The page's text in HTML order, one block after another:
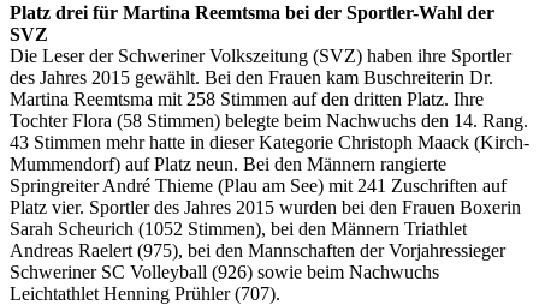
Platz drei für Martina Reemtsma bei der Sportler-Wahl der
SVZ
Die Leser der Schweriner Volkszeitung (SVZ) haben ihre Sportler
des Jahres 2015 gewählt. Bei den Frauen kam Buschreiterin Dr.
Martina Reemtsma mit 258 Stimmen auf den dritten Platz. Ihre
Tochter Flora (58 Stimmen) belegte beim Nachwuchs den 14. Rang.
43 Stimmen mehr hatte in dieser Kategorie Christoph Maack (Kirch-
Mummendorf) auf Platz neun. Bei den Männern rangierte
Springreiter André Thieme (Plau am See) mit 241 Zuschriften auf
Platz vier. Sportler des Jahres 2015 wurden bei den Frauen Boxerin
Sarah Scheurich (1052 Stimmen), bei den Männern Triathlet
Andreas Raelert (975), bei den Mannschaften der Vorjahressieger
Schweriner SC Volleyball (926) sowie beim Nachwuchs
Leichtathlet Henning Prühler (707).